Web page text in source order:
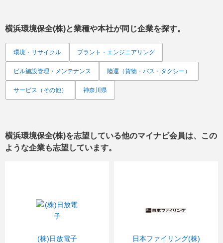
横浜環境保全(株)と業種や本社が同じ企業を探す。
環境・リサイクル プラント・エンジニアリング
ビル施設管理・メンテナンス 陸運（貨物・バス・タクシー）
サービス（その他） 神奈川県
横浜環境保全(株)を志望している他のマイナビ会員は、この
ような企業も志望しています。
(株)日放電子
日本ファイリング(株)